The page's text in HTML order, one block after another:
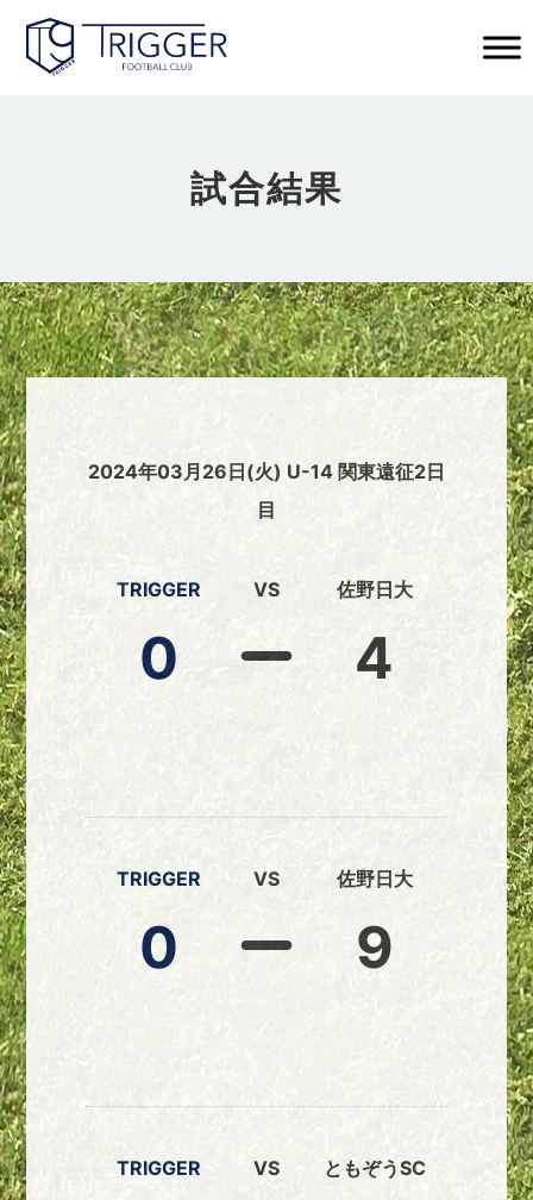
試合結果
2024年03月26日(火) U-14 関東遠征2日
目
TRIGGER
0
VS 佐野日大
4
TRIGGER
0
VS 佐野日大
9
TRIGGER VS ともぞうSC